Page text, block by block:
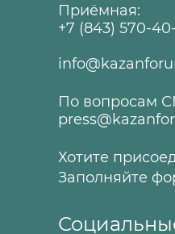
Приёмная:
+7 (843) 570-
По вопросам
Хотите
Заполняйте